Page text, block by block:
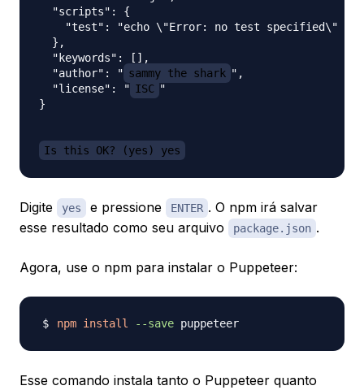
  "scripts": {
"test": "echo \"Error: no test specified\" &&
  },
  "keywords": [],
  "author": "
sammy the shark ",
  "license": "
ISC "
}
Is this OK? (yes) yes
Digite yes e pressione ENTER . O npm irá salvar
esse resultado como seu arquivo
package.json .
Agora, use o npm para instalar o Puppeteer:
npm install --save
Esse comando instala tanto o Puppeteer quanto